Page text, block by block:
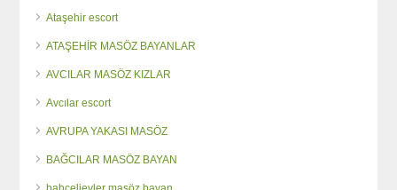
Ataşehir escort
ATAŞEHİR MASÖZ BAYANLAR
AVCILAR MASÖZ KIZLAR
Avcılar escort
AVRUPA YAKASI MASÖZ
BAĞCILAR MASÖZ BAYAN